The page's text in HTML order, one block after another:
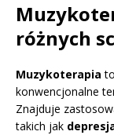
różnych
Muzykoterapia
konwencjonalne
Znajduje
takich jak